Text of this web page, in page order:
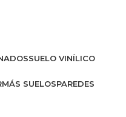
SUELO VINÍLICO
MÁS SUELOSPAREDES